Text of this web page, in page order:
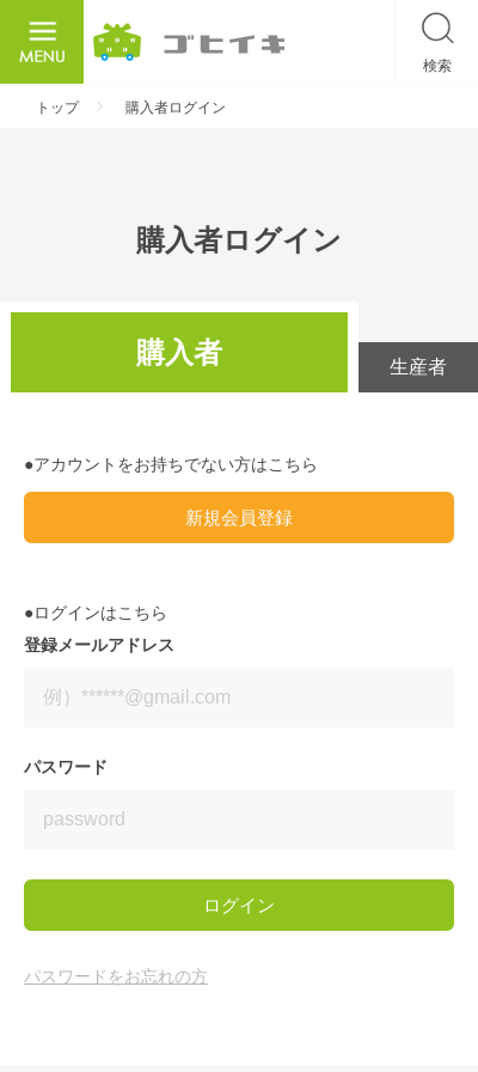
検索
トップ 購入者ログイン
購入者ログイン
購入者 生産者
●アカウントをお持ちでない方はこちら
新規会員登録
●ログインはこちら
登録メールアドレス
パスワード
ログイン
パスワードをお忘れの方